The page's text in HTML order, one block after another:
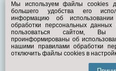
Перейти на
Вам
© Exist.ru
Мы используем файлы cookies
большего удобства его
информацию об
обработки персональных
пользоваться сайтом, Вы
проинформированы об
нашими правилами обработки
отключить файлы cookies в